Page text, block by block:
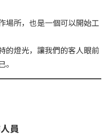
波
場所，也是一個可以開始工
的燈光，讓我們的客人眼前
員